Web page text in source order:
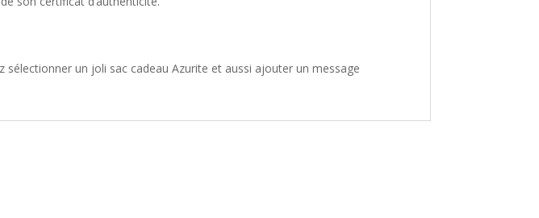
un joli sac cadeau Azurite et aussi ajouter un message